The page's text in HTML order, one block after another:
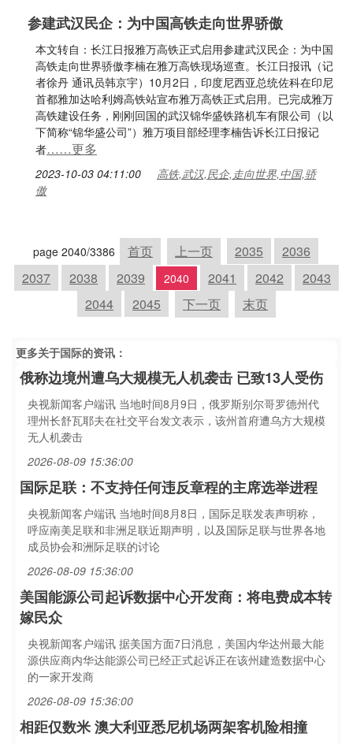
参建武汉民企：为中国高铁走向世界骄傲
本文转自：长江日报雅万高铁正式启用参建武汉民企：为中国
高铁走向世界骄傲李楠在雅万高铁现场巡查。长江日报讯（记
者徐丹 通讯员韩京宇）10月2日，印度尼西亚总统佐科在印尼
首都雅加达哈利姆高铁站宣布雅万高铁正式启用。已完成雅万
高铁建设任务，刚刚回国的武汉锦华盛铁路机车有限公司（以
下简称“锦华盛公司”）雅万项目部经理李楠告诉长江日报记
者……更多
2023-10-03 04:11:00
高铁,武汉,民企,走向世界,中国,骄
傲
page 2040/3386 首页 上一页 2035
2036
2037
2038 2039 2040 2041 2042
2043
2044
2045 下一页 末页
更多关于国际的资讯：
俄称边境州遭乌大规模无人机袭击 已致13人受伤
央视新闻客户端讯 当地时间8月9日，俄罗斯别尔哥罗德州代
理州长舒瓦耶夫在社交平台发文表示，该州首府遭乌方大规模
无人机袭击
2026-08-09 15:36:00
国际足联：不支持任何违反章程的主席选举进程
央视新闻客户端讯 当地时间8月8日，国际足联发表声明称，
呼应南美足联和非洲足联近期声明，以及国际足联与世界各地
成员协会和洲际足联的讨论
2026-08-09 15:36:00
美国能源公司起诉数据中心开发商：将电费成本转
嫁民众
央视新闻客户端讯 据美国方面7日消息，美国内华达州最大能
源供应商内华达能源公司已经正式起诉正在该州建造数据中心
的一家开发商
2026-08-09 15:36:00
相距仅数米 澳大利亚悉尼机场两架客机险相撞